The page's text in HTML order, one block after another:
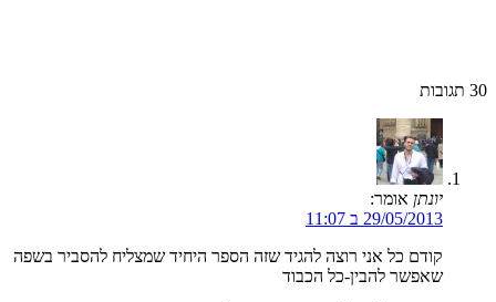
30 תגובות
יונתן אומר:
29/05/2013 ב 11:07
קודם כל אני רוצה להגיד שזה הספר היחיד שמצליח להסביר בשפה
שאפשר להבין-כל הכבוד